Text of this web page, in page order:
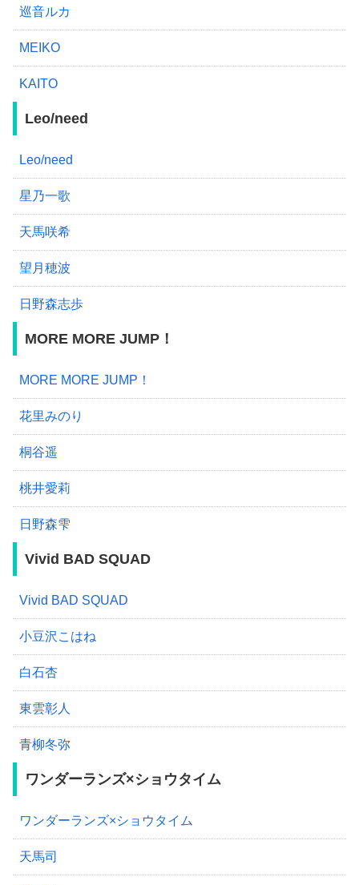
巡音ルカ
MEIKO
KAITO
Leo/need
Leo/need
星乃一歌
天馬咲希
望月穂波
日野森志歩
MORE MORE JUMP！
MORE MORE JUMP！
花里みのり
桐谷遥
桃井愛莉
日野森雫
Vivid BAD SQUAD
Vivid BAD SQUAD
小豆沢こはね
白石杏
東雲彰人
青柳冬弥
ワンダーランズ×ショウタイム
ワンダーランズ×ショウタイム
天馬司